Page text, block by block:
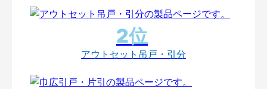
アウトセット吊戸・引分